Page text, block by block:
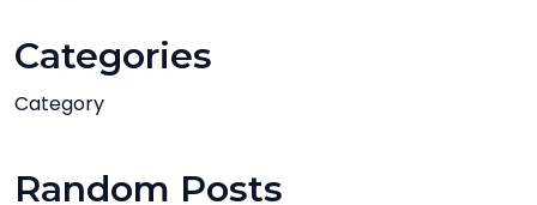
Categories
Category
Random Posts